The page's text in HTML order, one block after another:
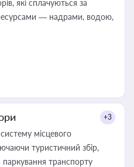
які сплачуються за
— надрами, водою,
+3
місцевого
туристичний збір,
плату за земельні ділянки, за паркування транспорту